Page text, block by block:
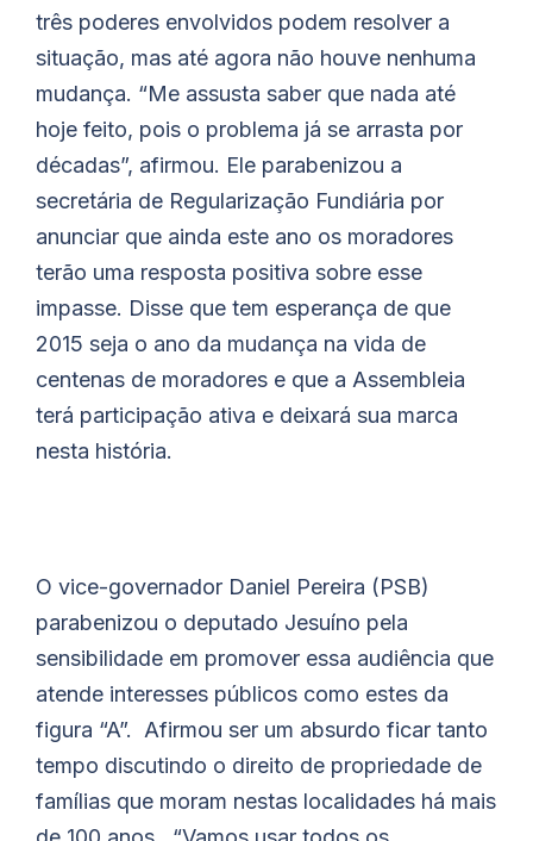
três poderes envolvidos podem resolver a
situação, mas até agora não houve nenhuma
mudança. “Me assusta saber que nada até
hoje feito, pois o problema já se arrasta por
décadas”, afirmou. Ele parabenizou a
secretária de Regularização Fundiária por
anunciar que ainda este ano os moradores
terão uma resposta positiva sobre esse
impasse. Disse que tem esperança de que
2015 seja o ano da mudança na vida de
centenas de moradores e que a Assembleia
terá participação ativa e deixará sua marca
nesta história.
O vice-governador Daniel Pereira (PSB)
parabenizou o deputado Jesuíno pela
sensibilidade em promover essa audiência que
atende interesses públicos como estes da
figura “A”. Afirmou ser um absurdo ficar tanto
tempo discutindo o direito de propriedade de
famílias que moram nestas localidades há mais